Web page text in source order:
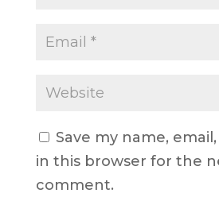
Save my name,
in this browser for the
comment.